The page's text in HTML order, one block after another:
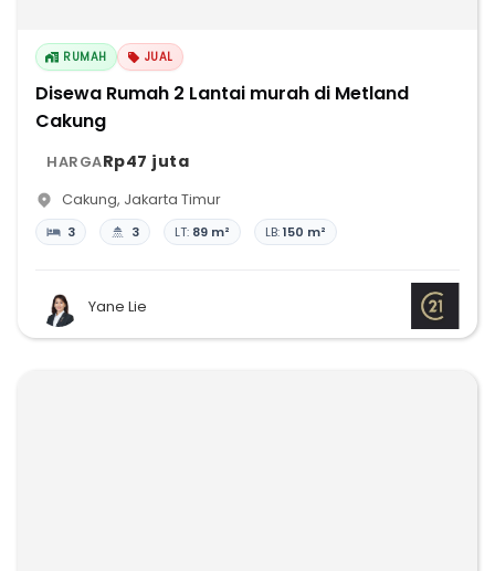
RUMAH JUAL
Disewa Rumah 2 Lantai murah di Metland
Cakung
HARGARp47 juta
Cakung, Jakarta Timur
3 3 LT: 89 m² LB:150 m²
Yane Lie